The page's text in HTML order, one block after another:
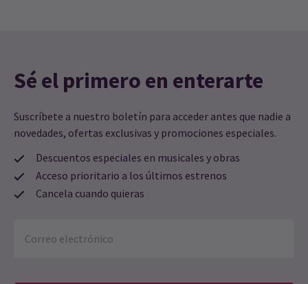
Sé el primero en enterarte
Suscríbete a nuestro boletín para acceder antes que nadie a
novedades, ofertas exclusivas y promociones especiales.
Descuentos especiales en musicales y obras
Acceso prioritario a los últimos estrenos
Cancela cuando quieras